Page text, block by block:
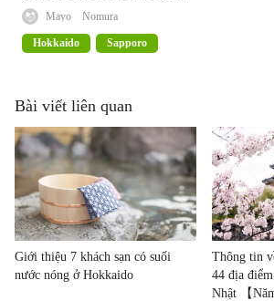
điểm khác ~
Mayo Nomura
Hokkaido Sapporo
Bài viết liên quan
Giới thiệu 7 khách sạn có suối
nước nóng ở Hokkaido
Thông tin
44 địa
Nhật 【